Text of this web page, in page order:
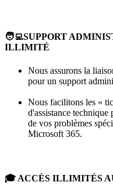
🧑‍💻SUPPORT
ILLIMITÉ
Nous assurons la
pour un support
Nous facilitons les «
d'assistance technique
de vos problèmes
Microsoft 365.
🎓 ACCÈS ILLIMITÉS